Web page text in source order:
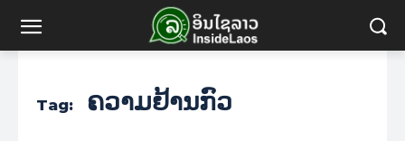
Tag: ຄວາມຢ້ານກົວ